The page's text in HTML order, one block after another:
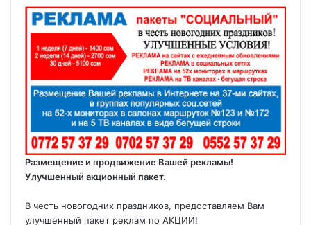
Размещение и продвижение Вашей рекламы!
Улучшенный акционный пакет.
В честь новогодних праздников, предоставляем Вам
улучшенный пакет реклам по АКЦИИ!